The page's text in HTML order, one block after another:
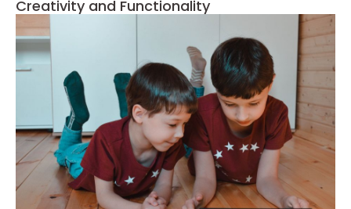
Creativity and Functionality